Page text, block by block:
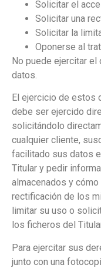
Solicitar el
Solicitar una
Solicitar la
Oponerse al
No puede ejercitar
datos.
El ejercicio de estos
debe ser ejercido
solicitándolo
cualquier cliente,
facilitado sus datos
Titular y pedir
almacenados y
rectificación de los
limitar su uso o
los ficheros del
Para ejercitar sus
junto con una